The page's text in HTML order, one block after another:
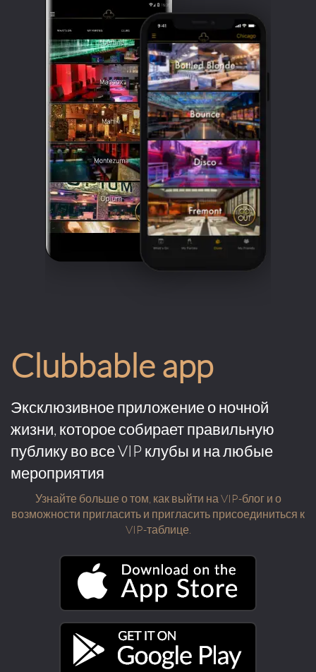
Clubbable app
Эксклюзивное приложение о ночной
жизни, которое собирает правильную
публику во все VIP клубы и на любые
мероприятия
Узнайте больше о том, как выйти на VIP-блог и о
возможности пригласить и пригласить присоединиться к
VIP-таблице.